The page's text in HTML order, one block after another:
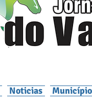
Noticias